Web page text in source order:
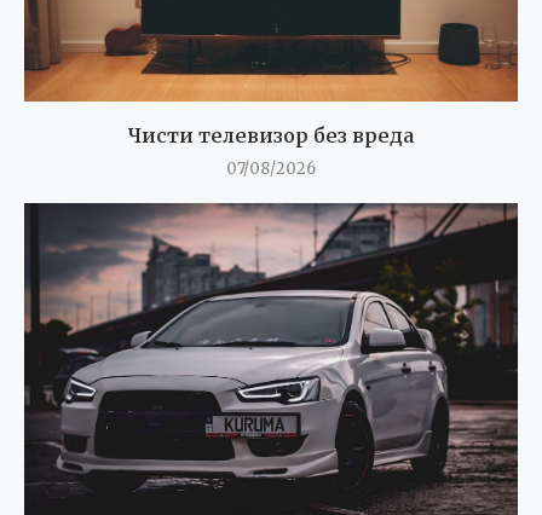
Чисти телевизор без вреда
07/08/2026